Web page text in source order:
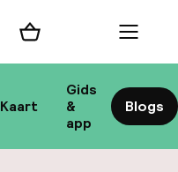
Kaart
Gids
&
app
Blogs
Winkelmand Menu